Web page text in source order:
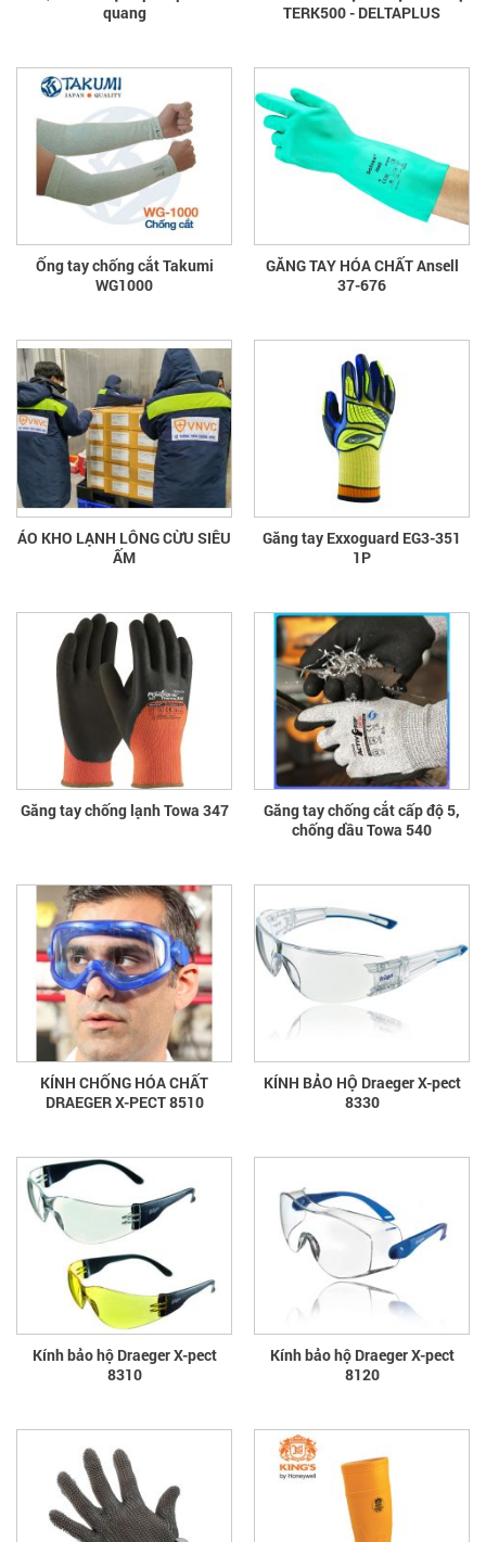
quang
TERK500 - DELTAPLUS
Ống tay chống cắt Takumi
WG1000
GĂNG TAY HÓA CHẤT Ansell
37-676
ÁO KHO LẠNH LÔNG CỪU SIÊU
ẤM
Găng tay Exxoguard EG3-351
1P
Găng tay chống lạnh Towa 347
Găng tay chống cắt cấp độ 5,
chống dầu Towa 540
KÍNH CHỐNG HÓA CHẤT
DRAEGER X-PECT 8510
KÍNH BẢO HỘ Draeger X-pect
8330
Kính bảo hộ Draeger X-pect
8310
Kính bảo hộ Draeger X-pect
8120